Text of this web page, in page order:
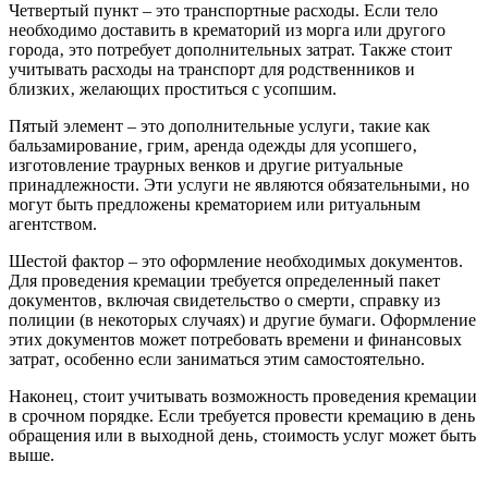
Четвертый пункт – это транспортные расходы. Если тело
необходимо доставить в крематорий из морга или другого
города‚ это потребует дополнительных затрат. Также стоит
учитывать расходы на транспорт для родственников и
близких‚ желающих проститься с усопшим.
Пятый элемент – это дополнительные услуги‚ такие как
бальзамирование‚ грим‚ аренда одежды для усопшего‚
изготовление траурных венков и другие ритуальные
принадлежности. Эти услуги не являются обязательными‚ но
могут быть предложены крематорием или ритуальным
агентством.
Шестой фактор – это оформление необходимых документов.
Для проведения кремации требуется определенный пакет
документов‚ включая свидетельство о смерти‚ справку из
полиции (в некоторых случаях) и другие бумаги. Оформление
этих документов может потребовать времени и финансовых
затрат‚ особенно если заниматься этим самостоятельно.
Наконец‚ стоит учитывать возможность проведения кремации
в срочном порядке. Если требуется провести кремацию в день
обращения или в выходной день‚ стоимость услуг может быть
выше.